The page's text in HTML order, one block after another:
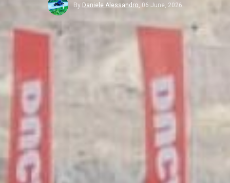
By Daniele Alessandro 06 June, 2026